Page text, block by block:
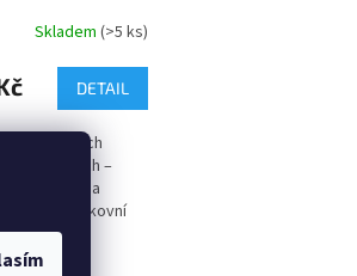
Skladem(>5 ks)
DETAIL
ve třech
variantách –
Dibond® a
Pro venkovní
slunce
ocel nebo